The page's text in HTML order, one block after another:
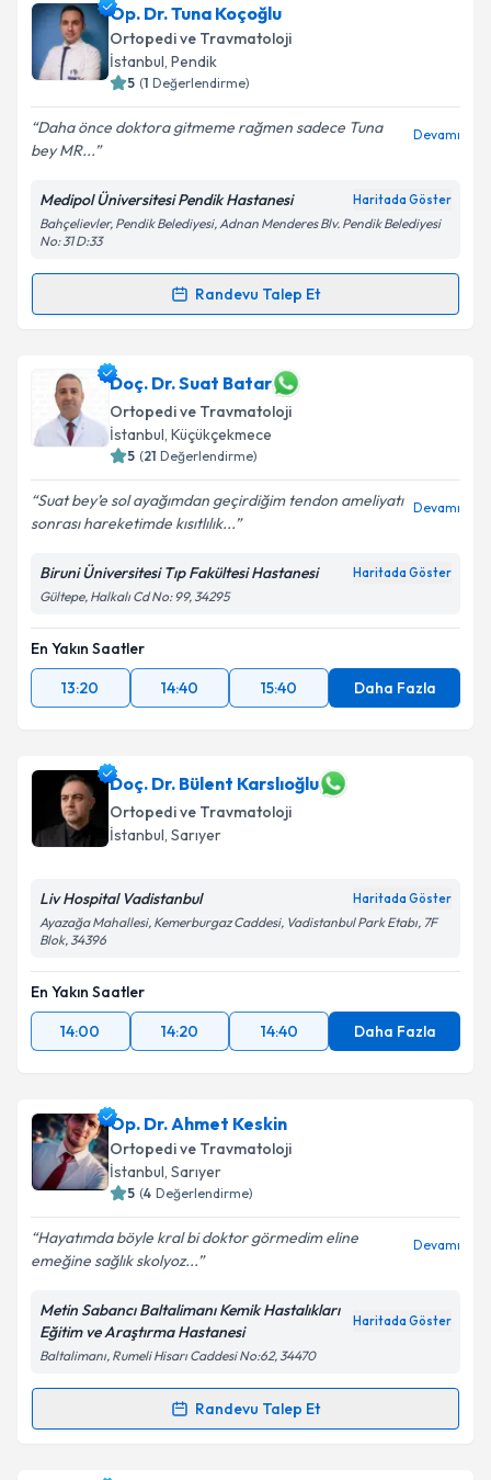
Doç. Dr. Adem Aydıniçin randevu takvimi talebi
oluşturun. Size bu uzmandan randevu almanız için bir
takvim hazırlandığında e-posta ile bilgilendireceğiz.
Kişisel verilerimin işlenmesine ilişkin
Aydınlatma
Metni'ni okudum ve kişisel verilerimin belirtilen
Takvim Talebini Gönder
Op. Dr. Tuna Koçoğlu
Ortopedi ve Travmatoloji
İstanbul, Pendik
5 (1 Değerlendirme)
Daha önce doktora gitmeme rağmen sadece Tuna
bey MR...
Devamı
Medipol Üniversitesi Pendik Hastanesi Haritada Göster
Bahçelievler, Pendik Belediyesi, Adnan Menderes Blv. Pendik Belediyesi
No: 31 D:33
Randevu Talep Et
Randevu Takvimi Talebi
Op. Dr. Tuna Koçoğluiçin randevu takvimi talebi
oluşturun. Size bu uzmandan randevu almanız için bir
takvim hazırlandığında e-posta ile bilgilendireceğiz.
E-posta Adresiniz
Kişisel verilerimin işlenmesine ilişkin
Aydınlatma
Metni'ni okudum ve kişisel verilerimin belirtilen
Takvim Talebini Gönder
Doç. Dr. Suat Batar
Ortopedi ve Travmatoloji
İstanbul, Küçükçekmece
5 (21 Değerlendirme)
Suat bey’e sol ayağımdan geçirdiğim tendon ameliyatı
sonrası hareketimde kısıtlılık...
Devamı
Biruni Üniversitesi Tıp Fakültesi Hastanesi Haritada Göster
Gültepe, Halkalı Cd No: 99, 34295
En Yakın Saatler
13:20
14:40 15:40 Daha Fazla
Doç. Dr. Bülent Karslıoğlu
Ortopedi ve Travmatoloji
İstanbul, Sarıyer
Liv Hospital Vadistanbul Haritada Göster
Ayazağa Mahallesi, Kemerburgaz Caddesi, Vadistanbul Park Etabı, 7F
Blok, 34396
En Yakın Saatler
14:00
14:20 14:40 Daha Fazla
Op. Dr. Ahmet Keskin
Ortopedi ve Travmatoloji
İstanbul, Sarıyer
5 (4 Değerlendirme)
Hayatımda böyle kral bi doktor görmedim eline
emeğine sağlık skolyoz...
Devamı
Metin Sabancı Baltalimanı Kemik Hastalıkları
Eğitim ve Araştırma Hastanesi
Haritada Göster
Baltalimanı, Rumeli Hisarı Caddesi No:62, 34470
Randevu Talep Et
Randevu Takvimi Talebi